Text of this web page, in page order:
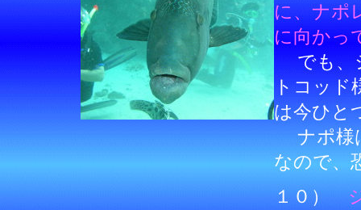
に、ナポ
に向かっ
でも、
トコッド
は今ひと
ナポ様
なので、
１０）